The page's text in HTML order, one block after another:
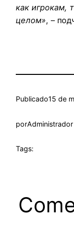
как игрокам,
целом», –
Publicado15 de
porAdministrador
Tags: